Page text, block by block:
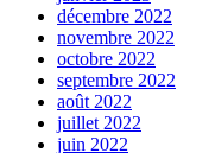
décembre 2022
novembre 2022
octobre 2022
septembre 2022
août 2022
juillet 2022
juin 2022